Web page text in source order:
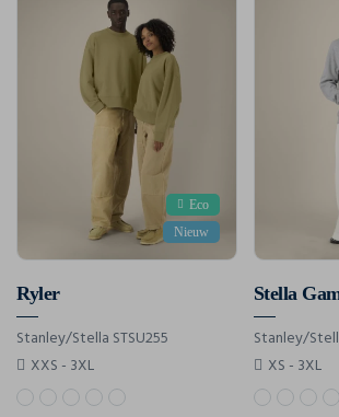
Eco
Nieuw
Ryler
Stanley/Stella STSU255
XXS - 3XL
Stella
Stanley/
XS - 3XL